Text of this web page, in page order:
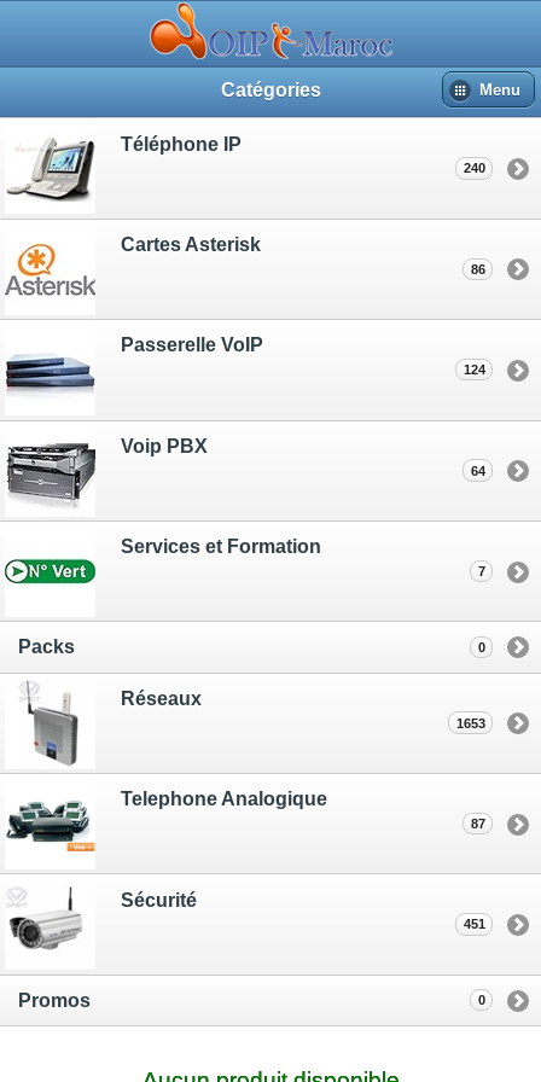
Catégories Menu
Téléphone IP
240
Cartes Asterisk
86
Passerelle VoIP
124
Voip PBX
64
Services et Formation
7
Packs 0
Réseaux
1653
Telephone Analogique
87
Sécurité
451
Promos 0